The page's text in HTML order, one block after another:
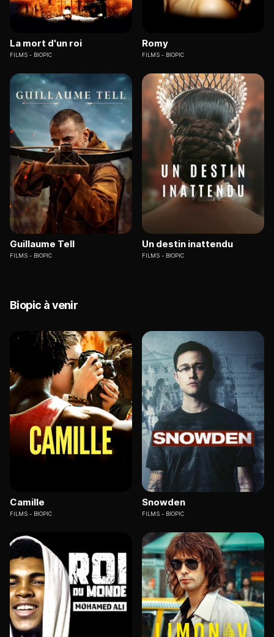
La mort d'un roi
FILMS BIOPIC
Romy
FILMS BIOPIC
Guillaume Tell
FILMS BIOPIC
Un destin inattendu
FILMS BIOPIC
Biopic à venir
Camille
FILMS BIOPIC
Snowden
FILMS BIOPIC